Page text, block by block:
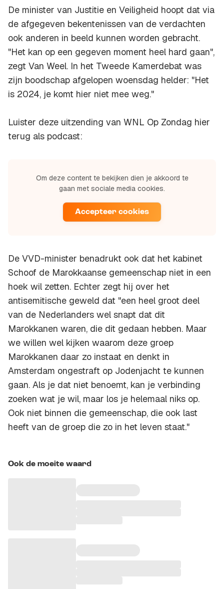
De minister van Justitie en Veiligheid hoopt dat via
de afgegeven bekentenissen van de verdachten
ook anderen in beeld kunnen worden gebracht.
"Het kan op een gegeven moment heel hard gaan",
zegt Van Weel. In het Tweede Kamerdebat was
zijn boodschap afgelopen woensdag helder: "Het
is 2024, je komt hier niet mee weg."
Luister deze uitzending van WNL Op Zondag hier
terug als podcast:
Om deze content te bekijken dien je akkoord te
gaan met sociale media cookies.
Accepteer cookies
De VVD-minister benadrukt ook dat het kabinet
Schoof de Marokkaanse gemeenschap niet in een
hoek wil zetten. Echter zegt hij over het
antisemitische geweld dat "een heel groot deel
van de Nederlanders wel snapt dat dit
Marokkanen waren, die dit gedaan hebben. Maar
we willen wel kijken waarom deze groep
Marokkanen daar zo instaat en denkt in
Amsterdam ongestraft op Jodenjacht te kunnen
gaan. Als je dat niet benoemt, kan je verbinding
zoeken wat je wil, maar los je helemaal niks op.
Ook niet binnen die gemeenschap, die ook last
heeft van de groep die zo in het leven staat."
Ook de moeite waard